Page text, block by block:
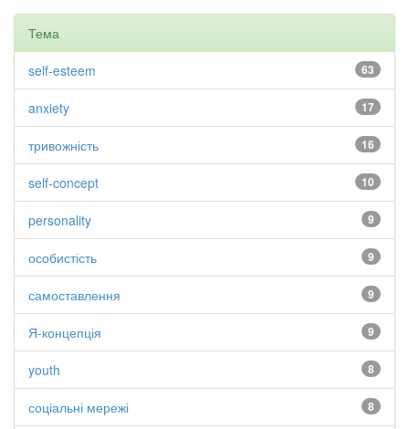
Тема
63
self-esteem
17
anxiety
16
тривожність
10
self-concept
9
personality
9
особистість
9
самоставлення
9
Я-концепція
8
youth
8
соціальні мережі